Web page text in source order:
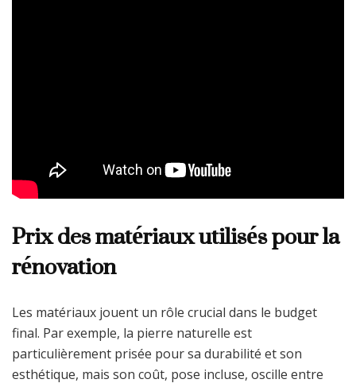
Prix des matériaux utilisés pour la
rénovation
Les matériaux jouent un rôle crucial dans le budget
final. Par exemple, la pierre naturelle est
particulièrement prisée pour sa durabilité et son
esthétique, mais son coût, pose incluse, oscille entre